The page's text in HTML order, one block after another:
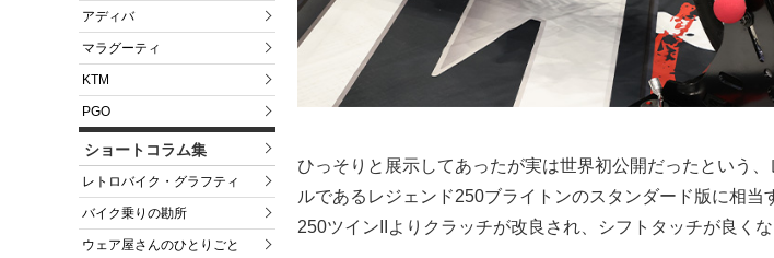
アディバ
マラグーティ
KTM
PGO
ショートコラム集
レトロバイク・グラフティ
バイク乗りの勘所
ウェア屋さんのひとりごと
ひっそりと展示してあったが実は世界初公開だったという
ルであるレジェンド250ブライトンのスタンダード版に相当
250ツインIIよりクラッチが改良され、シフトタッチが良くな